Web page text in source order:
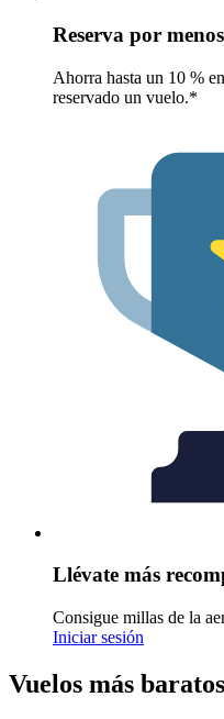
Reserva por menos
Ahorra hasta un 10 %
reservado un vuelo.*
Llévate más
Consigue millas de la
Iniciar sesión
Vuelos más